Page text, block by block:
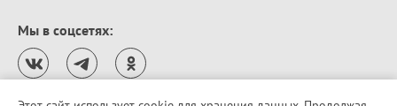
Мы в соцсетях: